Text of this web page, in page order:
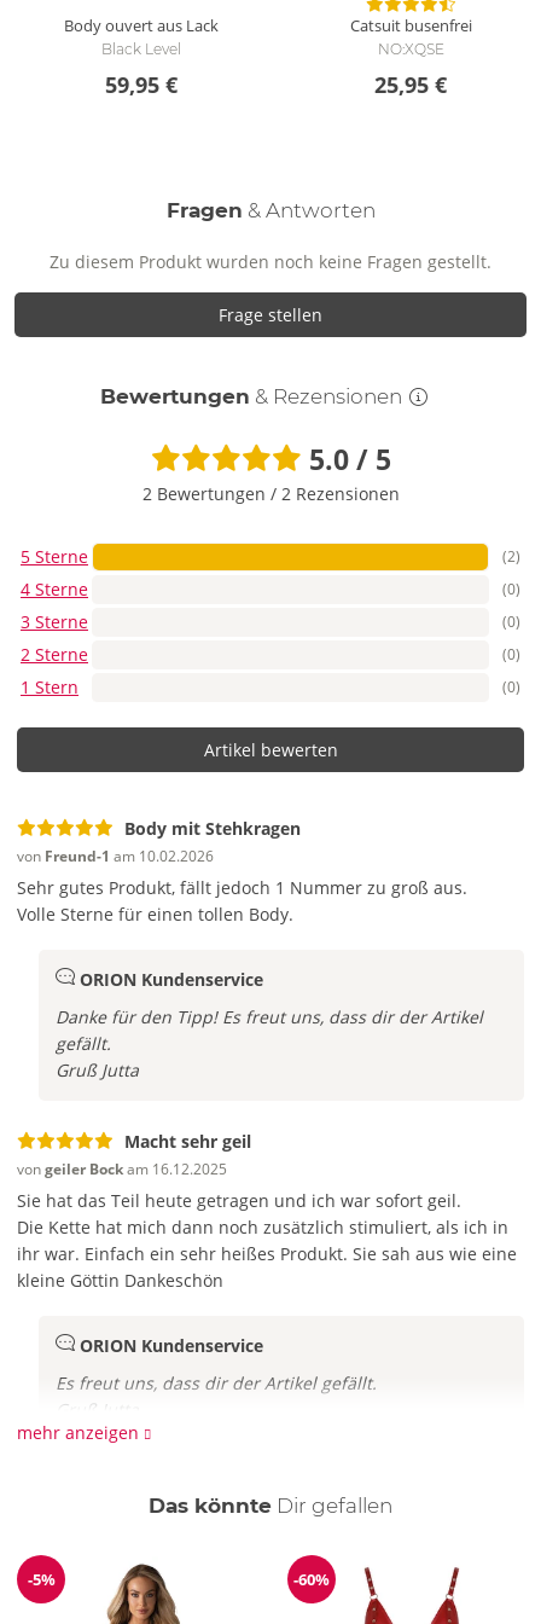
Wie reinige ich den Ouvert-Body?
Reinige den Body, Gürtel und Armfesseln mit einer
schonenden Handwäsche mit Feinwaschmittel.
Body ouvert aus Lack
Black Level
59,95 €
Catsuit busenfrei
NO:XQSE
25,95 €
Fragen & Antworten
Zu diesem Produkt wurden noch keine Fragen gestellt.
Frage stellen
Bewertungen & Rezensionen
5.0 / 5
2 Bewertungen / 2 Rezensionen
5 Sterne (2)
4 Sterne (0)
3 Sterne (0)
2 Sterne (0)
1 Stern (0)
Artikel bewerten
Body mit Stehkragen
von Freund-1 am 10.02.2026
Sehr gutes Produkt, fällt jedoch 1 Nummer zu groß aus.
Volle Sterne für einen tollen Body.
ORION Kundenservice
Danke für den Tipp! Es freut uns, dass dir der Artikel
gefällt.
Gruß Jutta
Macht sehr geil
vongeiler Bockam 16.12.2025
Sie hat das Teil heute getragen und ich war sofort geil.
Die Kette hat mich dann noch zusätzlich stimuliert, als ich in
ihr war. Einfach ein sehr heißes Produkt. Sie sah aus wie eine
kleine Göttin Dankeschön
ORION Kundenservice
Es freut uns, dass dir der Artikel gefällt.
Gruß Jutta
mehr anzeigen
Das könnte Dir auch
gefallen
Reduzierung
-5% Reduzierung
-60%